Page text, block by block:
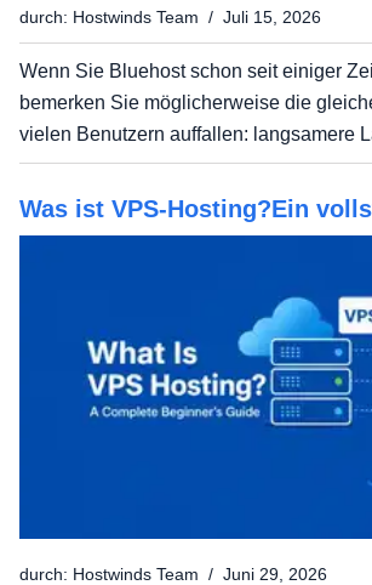
durch: Hostwinds Team / Juli 15, 2026
Wenn Sie Bluehost schon seit einiger
bemerken Sie möglicherweise die
vielen Benutzern auffallen: langsamere
erwartet, Support, der nicht immer
Verlängerungspreise, die nach dem
Was ist VPS-Hosting?Ein
Leitfaden für Anfänger
durch: Hostwinds Team / Juni 29, 2026